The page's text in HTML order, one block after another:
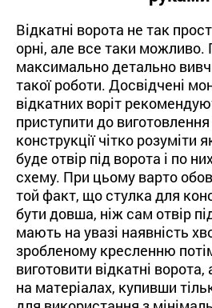
Відкатні ворота не так
орні, але все таки можливо.
максимально детально
такої роботи. Досвідчені
відкатних воріт
приступити до
конструкції чітко розуміти
буде отвір під ворота і по
схему. При цьому варто
той факт, що стулка для
бути довша, ніж сам отвір
мають на увазі наявність
зробленому кресленню
виготовити відкатні
на матеріалах, купивши